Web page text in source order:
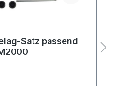
Satz passend